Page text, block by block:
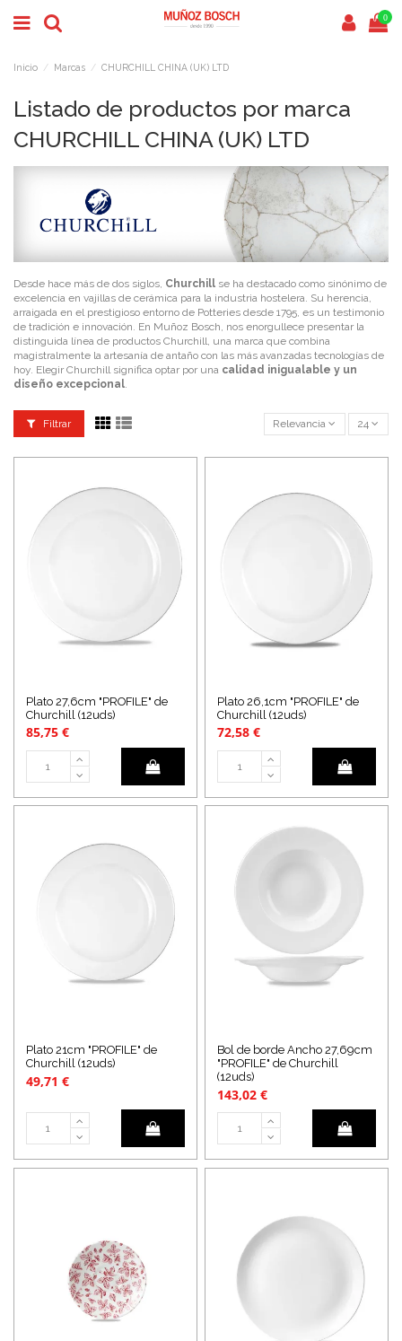
0
Inicio Marcas CHURCHILL CHINA (UK) LTD
Listado de productos por marca
CHURCHILL CHINA (UK) LTD
Desde hace más de dos siglos, Churchill se ha destacado como sinónimo de
excelencia en vajillas de cerámica para la industria hostelera. Su herencia,
arraigada en el prestigioso entorno de Potteries desde 1795, es un testimonio
de tradición e innovación. En Muñoz Bosch, nos enorgullece presentar la
distinguida línea de productos Churchill, una marca que combina
magistralmente la artesanía de antaño con las más avanzadas tecnologías de
hoy. Elegir Churchill significa optar por una calidad inigualable y un
diseño excepcional.
Filtrar Relevancia 24
Plato 27,6cm "PROFILE" de
Churchill (12uds)
85,75 €
Plato 26,1cm "PROFILE" de
Churchill (12uds)
72,58 €
Plato 21cm "PROFILE" de
Churchill (12uds)
49,71 €
Bol de borde Ancho 27,69cm
"PROFILE" de Churchill
(12uds)
143,02 €